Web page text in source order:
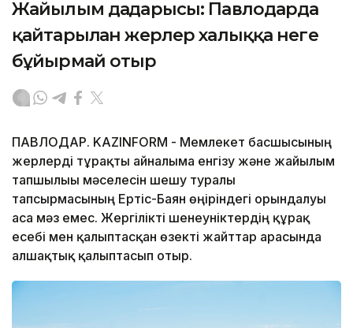
Жайылым дағдарысы: Павлодарда
қайтарылған жерлер халыққа неге
бұйырмай отыр
ПАВЛОДАР. KAZINFORM - Мемлекет басшысының
жерлерді тұрақты айналымға енгізу және жайылым
тапшылығы мәселесін шешу туралы
тапсырмасының Ертіс-Баян өңіріндегі орындалуы
аса мәз емес. Жергілікті шенеуніктердің құрғақ
есебі мен қалыптасқан өзекті жайттар арасында
алшақтық қалыптасып отыр.